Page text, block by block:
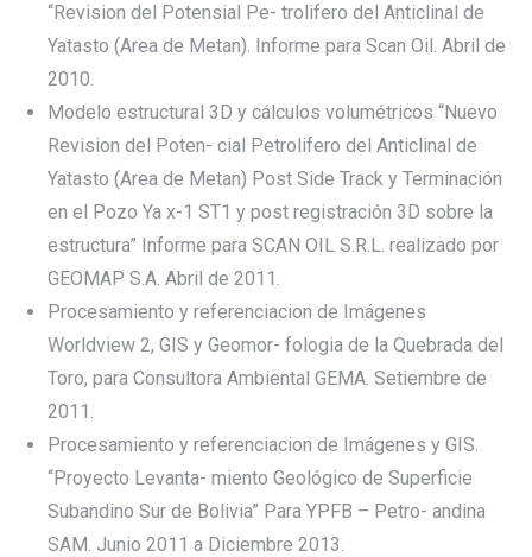
“Revision del Potensial Pe- trolifero del Anticlinal de
Yatasto (Area de Metan). Informe para Scan Oil. Abril de
2010.
Modelo estructural 3D y cálculos volumétricos “Nuevo
Revision del Poten- cial Petrolifero del Anticlinal de
Yatasto (Area de Metan) Post Side Track y Terminación
en el Pozo Ya x-1 ST1 y post registración 3D sobre la
estructura” Informe para SCAN OIL S.R.L. realizado por
GEOMAP S.A. Abril de 2011.
Procesamiento y referenciacion de Imágenes
Worldview 2, GIS y Geomor- fologia de la Quebrada del
Toro, para Consultora Ambiental GEMA. Setiembre de
2011.
Procesamiento y referenciacion de Imágenes y GIS.
“Proyecto Levanta- miento Geológico de Superficie
Subandino Sur de Bolivia” Para YPFB – Petro- andina
SAM. Junio 2011 a Diciembre 2013.